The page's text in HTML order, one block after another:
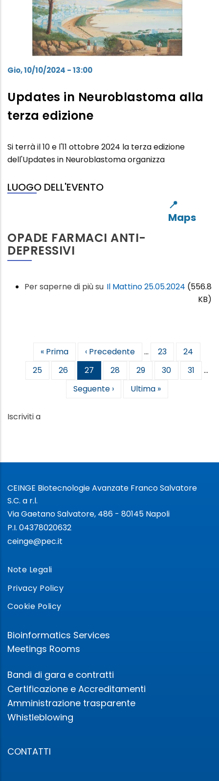
Gio, 10/10/2024 - 13:00
Updates in Neuroblastoma alla
terza edizione
Si terrà il 10 e l'11 ottobre 2024 la terza edizione
dell'Updates in Neuroblastoma organizza
LUOGO DELL'EVENTO
OPADE FARMACI ANTI-
DEPRESSIVI
Per saperne di più su Opade
Il Mattino 25.05.2024 (556.8
KB)
Paginazione
Prima
pagina
« Prima
Pagina
precedente
‹ Precedente … Pagina
23 Pagina
24
Pagina
25 Pagina
26
Pagina
attuale
27 Pagina
28 Pagina
29 Pagina
30 Pagina
31
…
Pagina
Seguente ›
Ultima
Ultima »
Iscriviti a
CEINGE Biotecnologie Avanzate Franco Salvatore
S.C. a r.l.
Via Gaetano Salvatore, 486 - 80145 Napoli
P.I. 04378020632
ceinge@pec.it
Note Legali
Privacy Policy
Cookie Policy
Bioinformatics Services
Meetings Rooms
Bandi di gara e contratti
Certificazione e Accreditamenti
Amministrazione trasparente
Whistleblowing
CONTATTI